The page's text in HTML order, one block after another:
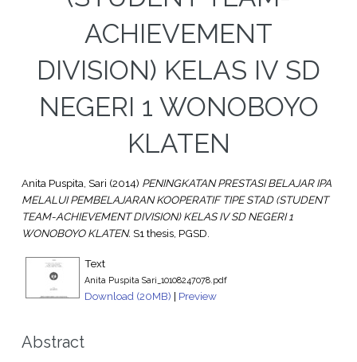
ACHIEVEMENT
DIVISION) KELAS IV SD
NEGERI 1 WONOBOYO
KLATEN
Anita Puspita, Sari (2014) PENINGKATAN PRESTASI BELAJAR IPA
MELALUI PEMBELAJARAN KOOPERATIF TIPE STAD (STUDENT
TEAM-ACHIEVEMENT DIVISION) KELAS IV SD NEGERI 1
WONOBOYO KLATEN. S1 thesis, PGSD.
Text
Anita Puspita Sari_10108247078.pdf
Download (20MB) | Preview
Abstract